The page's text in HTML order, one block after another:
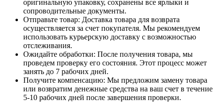
оригинальную упаковку, сохранены все ярлыки и
сопроводительные документы.
Отправьте товар: Доставка товара для возврата
осуществляется за счет покупателя. Мы рекомендуем
использовать курьерскую доставку с возможностью
отслеживания.
Ожидайте обработки: После получения товара, мы
проведем проверку его состояния. Этот процесс может
занять до 7 рабочих дней.
Получите компенсацию: Мы предложим замену товара
или возвратим денежные средства на ваш счет в течение
5-10 рабочих дней после завершения проверки.